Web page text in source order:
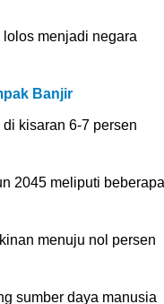
menjadi negara
Banjir
kisaran 6-7 persen
2045 meliputi beberapa
menuju nol persen
sumber daya manusia